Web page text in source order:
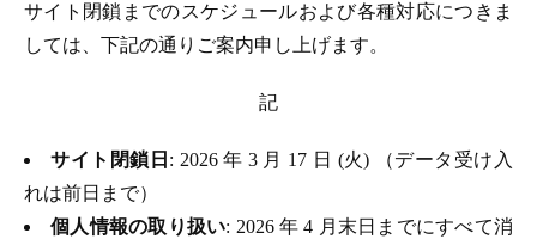
サイト閉鎖までのスケジュールおよび各種対応につきま
しては、下記の通りご案内申し上げます。
記
サイト閉鎖日 : 2026 年 3 月 17 日 (火) （データ受け入
れは前日まで）
個人情報の取り扱い: 2026 年 4 月末日までにすべて消